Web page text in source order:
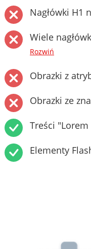
Nagłówki H1
Wiele
Rozwiń
Obrazki z
Obrazki ze
Treści
Elementy